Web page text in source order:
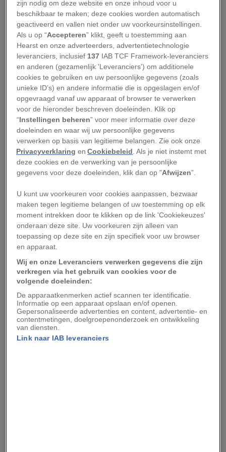
aangetroffen.
Volgens John Swartzberg, expert in
infectieziekten en vaccinologie aan de School of
Public Health van de University of California in
Berkeley, kan de situatie ‘binnen een paar weken
omslaan’ als deze subvarianten zich in dit tempo
blijven verspreiden. ‘Een van deze stammen of
alle drie de stammen zouden de bestaande
Omikron-subvariant BA.5 als de meest
wijdverbreide SARS-CoV-2-stam kunnen
verdringen.’ (Wereldwijd maken experts zich ook
zorgen omandere Omikron-subvarianten, zoals
Wat zijn deze subvarianten precies en in welk
opzicht verschillen ze van voorgaande stammen?
We zetten de belangrijkste feiten op een rijtje.
Wat zijn ‘B1.1', ’Q.1’, ‘BQ' en ‘BF.7’?
De drie Omikron-subvarianten die zich in de VS
momenteel razendsnel verbreiden, zijn allemaal
afstammelingen van BA.5, de subvariant die nog
altijd verantwoordelijk is voor circa twee derde
van alle COVID-19-besmettingen in de VS. Zoals
zijn nodig om deze website en onze inhoud voor u
beschikbaar te maken; deze cookies worden automatisch
geactiveerd en vallen niet onder uw voorkeursinstellingen.
Als u op “Accepteren” klikt, geeft u toestemming aan
Hearst en onze adverteerders, advertentietechnologie
leveranciers, inclusief 137 IAB TCF Framework-leveranciers
en anderen (gezamenlijk 'Leveranciers') om additionele
cookies te gebruiken en uw persoonlijke gegevens (zoals
unieke ID’s) en andere informatie die is opgeslagen en/of
opgevraagd vanaf uw apparaat of browser te verwerken
voor de hieronder beschreven doeleinden. Klik op
“Instellingen beheren” voor meer informatie over deze
doeleinden en waar wij uw persoonlijke gegevens
verwerken op basis van legitieme belangen. Zie ook onze
Privacyverklaring enCookiebeleid . Als je niet instemt met
deze cookies en de verwerking van je persoonlijke
gegevens voor deze doeleinden, klik dan op "Afwijzen”.
U kunt uw voorkeuren voor cookies aanpassen, bezwaar
maken tegen legitieme belangen of uw toestemming op elk
moment intrekken door te klikken op de link 'Cookiekeuzes'
onderaan deze site. Uw voorkeuren zijn alleen van
toepassing op deze site en zijn specifiek voor uw browser
en apparaat.
Wij en onze Leveranciers verwerken gegevens die zijn
verkregen via het gebruik van cookies voor de
volgende doeleinden:
De apparaatkenmerken actief scannen ter identificatie.
Informatie op een apparaat opslaan en/of openen.
Gepersonaliseerde advertenties en content, advertentie- en
contentmetingen, doelgroepenonderzoek en ontwikkeling
van diensten.
Link naar IAB leveranciers